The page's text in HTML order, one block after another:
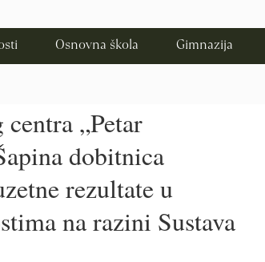
Osnovna škola Gimnazija
„Petar
dobitnica
rezultate u
na razini Sustava